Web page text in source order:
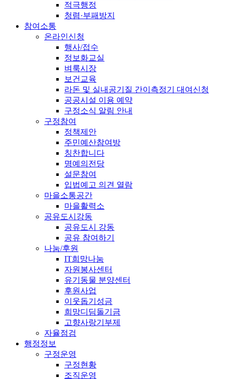
적극행정
청렴·부패방지
참여소통
온라인신청
행사/접수
정보화교실
벼룩시장
보건교육
라돈 및 실내공기질 간이측정기 대여신청
공공시설 이용 예약
구정소식 알림 안내
구정참여
정책제안
주민예산참여방
칭찬합니다
명예의전당
설문참여
입법예고 의견 열람
마을소통공간
마을활력소
공유도시강동
공유도시 강동
공유 참여하기
나눔/후원
IT희망나눔
자원봉사센터
유기동물 분양센터
후원사업
이웃돕기성금
희망디딤돌기금
고향사랑기부제
자율점검
행정정보
구정운영
구정현황
조직운영